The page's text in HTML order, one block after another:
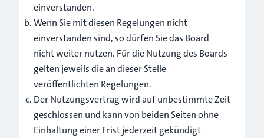
einverstanden.
Wenn Sie mit diesen Regelungen nicht
einverstanden sind, so dürfen Sie das Board
nicht weiter nutzen. Für die Nutzung des Boards
gelten jeweils die an dieser Stelle
veröffentlichten Regelungen.
Der Nutzungsvertrag wird auf unbestimmte Zeit
geschlossen und kann von beiden Seiten ohne
Einhaltung einer Frist jederzeit gekündigt